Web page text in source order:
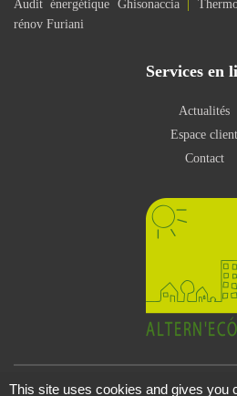
Audit énergétique Ghisonaccia|
rénov Furiani
Services en
Actualités
Espace client
Contact
This site uses cookies and gives you